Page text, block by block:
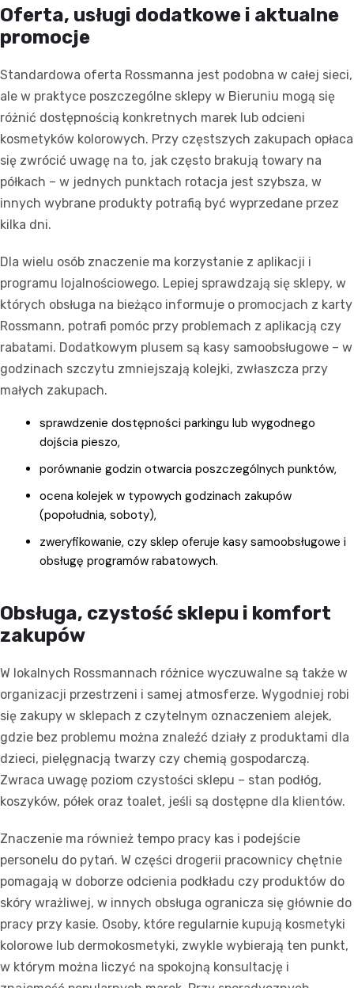
Oferta, usługi dodatkowe i aktualne
promocje
Standardowa oferta Rossmanna jest podobna w całej sieci,
ale w praktyce poszczególne sklepy w Bieruniu mogą się
różnić dostępnością konkretnych marek lub odcieni
kosmetyków kolorowych. Przy częstszych zakupach opłaca
się zwrócić uwagę na to, jak często brakują towary na
półkach – w jednych punktach rotacja jest szybsza, w
innych wybrane produkty potrafią być wyprzedane przez
kilka dni.
Dla wielu osób znaczenie ma korzystanie z aplikacji i
programu lojalnościowego. Lepiej sprawdzają się sklepy, w
których obsługa na bieżąco informuje o promocjach z karty
Rossmann, potrafi pomóc przy problemach z aplikacją czy
rabatami. Dodatkowym plusem są kasy samoobsługowe – w
godzinach szczytu zmniejszają kolejki, zwłaszcza przy
małych zakupach.
sprawdzenie dostępności parkingu lub wygodnego
dojścia pieszo,
porównanie godzin otwarcia poszczególnych punktów,
ocena kolejek w typowych godzinach zakupów
(popołudnia, soboty),
zweryfikowanie, czy sklep oferuje kasy samoobsługowe i
obsługę programów rabatowych.
Obsługa, czystość sklepu i komfort
zakupów
W lokalnych Rossmannach różnice wyczuwalne są także w
organizacji przestrzeni i samej atmosferze. Wygodniej robi
się zakupy w sklepach z czytelnym oznaczeniem alejek,
gdzie bez problemu można znaleźć działy z produktami dla
dzieci, pielęgnacją twarzy czy chemią gospodarczą.
Zwraca uwagę poziom czystości sklepu – stan podłóg,
koszyków, półek oraz toalet, jeśli są dostępne dla klientów.
Znaczenie ma również tempo pracy kas i podejście
personelu do pytań. W części drogerii pracownicy chętnie
pomagają w doborze odcienia podkładu czy produktów do
skóry wrażliwej, w innych obsługa ogranicza się głównie do
pracy przy kasie. Osoby, które regularnie kupują kosmetyki
kolorowe lub dermokosmetyki, zwykle wybierają ten punkt,
w którym można liczyć na spokojną konsultację i